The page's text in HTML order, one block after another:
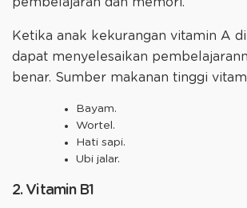
Ketika anak kekurangan vitamin A
dapat menyelesaikan
benar. Sumber makanan tinggi
Bayam.
Wortel.
Hati sapi.
Ubi jalar.
2. Vitamin B1